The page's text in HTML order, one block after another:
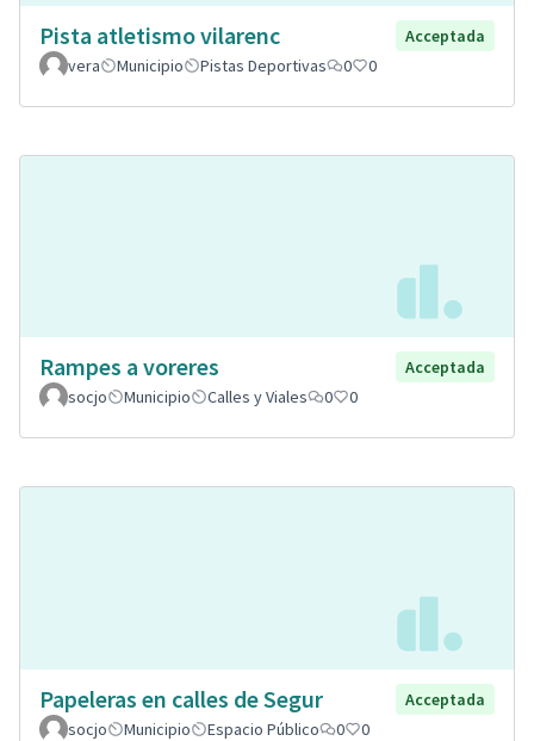
Pista atletismo vilarenc
Acceptada
vera
Municipio Pistas Deportivas 0 0
Rampes a voreres
Acceptada
socjo
Municipio Calles y Viales 0 0
Papeleras en calles de Segur
Acceptada
socjo
Municipio Espacio Público 0 0